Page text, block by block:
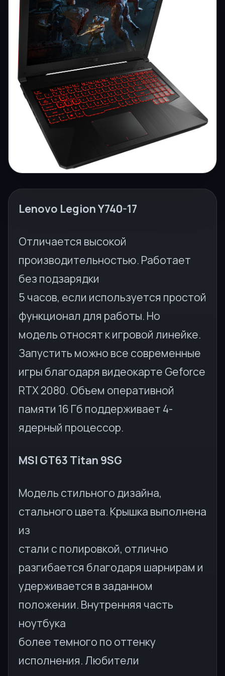
Lenovo Legion Y740-17
Отличается высокой
производительностью. Работает
без подзарядки
5 часов, если используется простой
функционал для работы. Но
модель относят к игровой линейке.
Запустить можно все современные
игры благодаря видеокарте Geforce
RTX 2080. Объем оперативной
памяти 16 Гб поддерживает 4-
ядерный процессор.
MSI GT63 Titan 9SG
Модель стильного дизайна,
стального цвета. Крышка выполнена
из
стали с полировкой, отлично
разгибается благодаря шарнирам и
удерживается в заданном
положении. Внутренняя часть
ноутбука
более темного по оттенку
исполнения. Любители